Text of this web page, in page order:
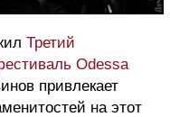
Третий
Odessa
привлекает
на этот